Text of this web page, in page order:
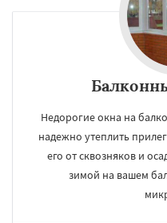
Недорогие окна на
надежно утеплить
его от сквозняков и
зимой на вашем